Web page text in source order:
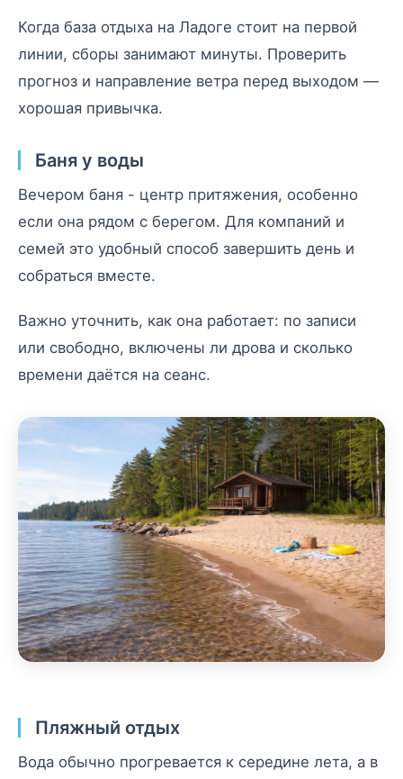
Когда база отдыха на Ладоге стоит на первой
линии, сборы занимают минуты. Проверить
прогноз и направление ветра перед выходом —
хорошая привычка.
Баня у воды
Вечером баня - центр притяжения, особенно
если она рядом с берегом. Для компаний и
семей это удобный способ завершить день и
собраться вместе.
Важно уточнить, как она работает: по записи
или свободно, включены ли дрова и сколько
времени даётся на сеанс.
Пляжный отдых
Вода обычно прогревается к середине лета, а в